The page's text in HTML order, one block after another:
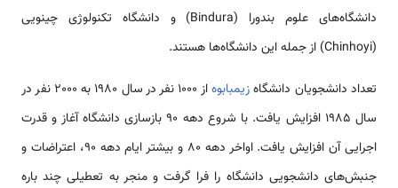
دانشگاه‌های علوم بندورا (Bindura) و دانشگاه تکنولوژی چینویی
(Chinhoyi) از جمله این دانشگاه‌ها هستند.
تعداد دانشجویان دانشگاهزیمبابوه
از 1000 نفر در سال 1980 به 2000 نفر در
سال 1985 افزایش یافت. با شروع دهه 90 بازسازی دانشگاه آغاز و قدرت
اجرایی آن افزایش یافت. اواخر دهه 80 و بیشتر ایام دهه 90، اعتراضات و
جنبش‌های دانشجویی دانشگاه را فرا گرفت و منجر به تعطیلی چند باره